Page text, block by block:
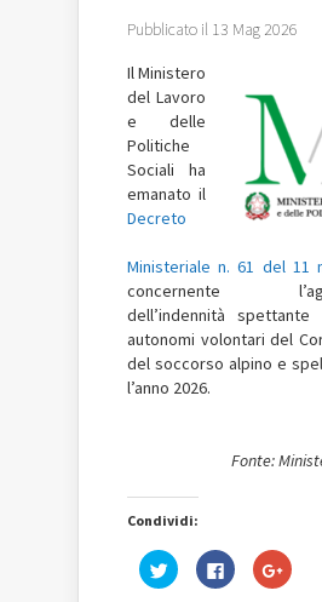
Pubblicato il 13 Mag 2026
IlMinistero
del Lavoro
e delle
Politiche
Sociali ha
emanato il
Decreto
Ministeriale n. 61 del 11
concernente
dell’indennità
autonomi volontari del
del soccorso alpino e
l’anno 2026.
Fonte:
Condividi:
Fai
clic
Fai
clic
Fai
clic